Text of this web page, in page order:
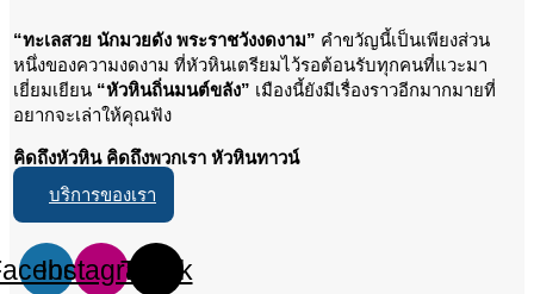
“ทะเลสวย นักมวยดัง พระราชวังงดงาม” คำขวัญนี้เป็นเพียงส่วน
หนึ่งของความงดงาม ที่หัวหินเตรียมไว้รอต้อนรับทุกคนที่แวะมา
เยี่ยมเยียน “หัวหินถิ่นมนต์ขลัง” เมืองนี้ยังมีเรื่องราวอีกมากมายที่
อยากจะเล่าให้คุณฟัง
คิดถึงหัวหิน คิดถึงพวกเรา หัวหินทาวน์
บริการของเรา
InstagramTiktok